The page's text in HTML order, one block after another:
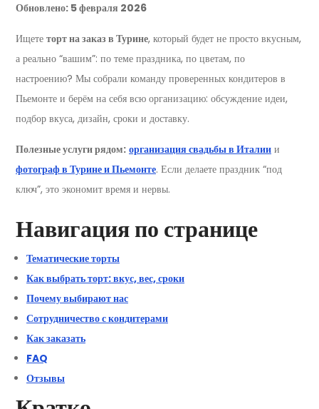
Обновлено: 5 февраля 2026
Ищете торт на заказ в Турине, который будет не просто вкусным,
а реально “вашим”: по теме праздника, по цветам, по
настроению? Мы собрали команду проверенных кондитеров в
Пьемонте и берём на себя всю организацию: обсуждение идеи,
подбор вкуса, дизайн, сроки и доставку.
Полезные услуги рядом: организация свадьбы в Италии и
фотограф в Турине и Пьемонте. Если делаете праздник “под
ключ”, это экономит время и нервы.
Навигация по странице
Тематические торты
Как выбрать торт: вкус, вес, сроки
Почему выбирают нас
Сотрудничество с кондитерами
Как заказать
FAQ
Отзывы